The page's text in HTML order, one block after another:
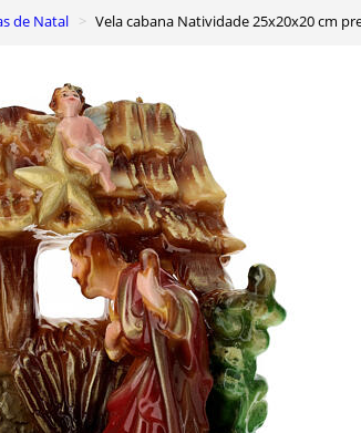
de Natal Vela cabana Natividade 25x20x20 cm